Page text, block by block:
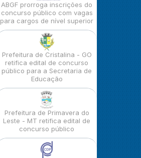
ABGF prorroga inscrições do
concurso público com vagas
para cargos de nível superior
Prefeitura de Cristalina - GO
retifica edital de concurso
público para a Secretaria de
Educação
Prefeitura de Primavera do
Leste - MT retifica edital de
concurso público